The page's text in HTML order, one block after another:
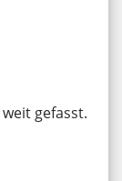
gefasst.